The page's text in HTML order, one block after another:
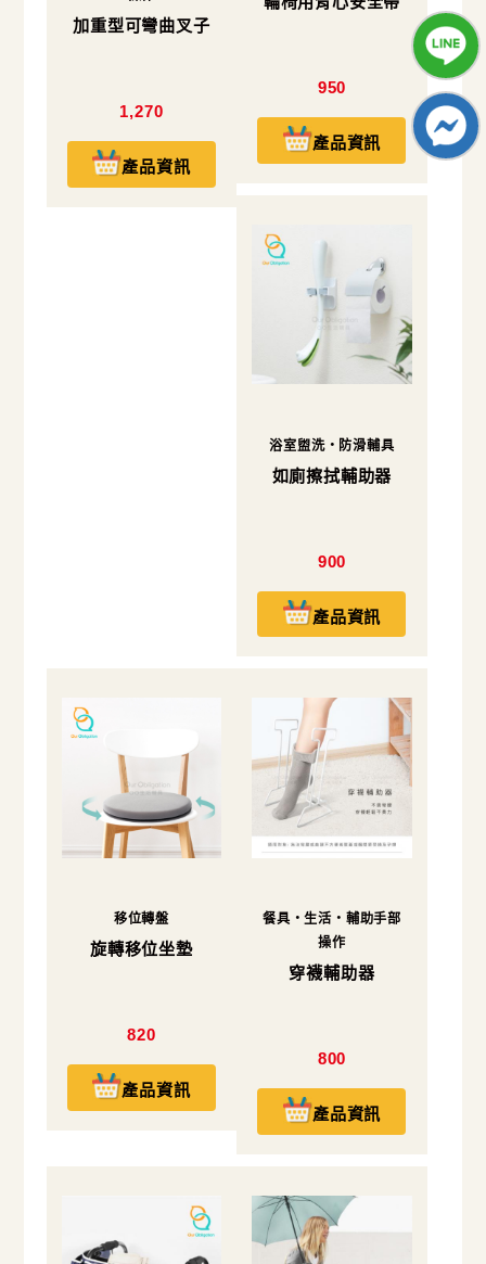
加重型可彎曲叉子
1,270
產品資訊
950
產品資訊
浴室盥洗・防滑輔具
如廁擦拭輔助器
900
產品資訊
移位轉盤
旋轉移位坐墊
820
產品資訊
餐具・生活・輔助手部
操作
穿襪輔助器
800
產品資訊